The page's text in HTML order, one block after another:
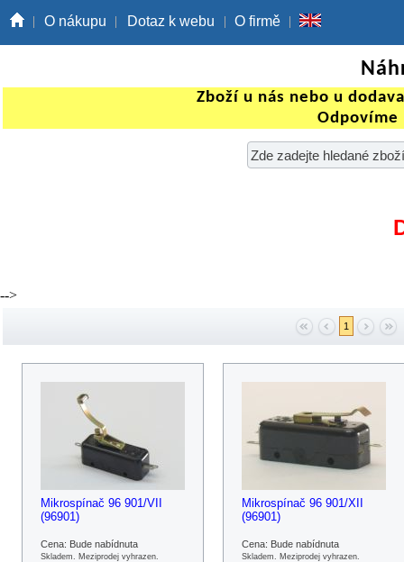
O nákupu Dotaz k webu O firmě
Zboží u nás nebo u
Odpovíme
-->
1
Mikrospínač 96 901/VII
(96901)
Cena: Bude nabídnuta
Skladem. Meziprodej vyhrazen.
Mikrospínač 96 901/XII
(96901)
Cena: Bude nabídnuta
Skladem. Meziprodej vyhrazen.